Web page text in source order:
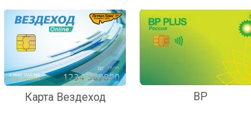
Карта Вездеход BP